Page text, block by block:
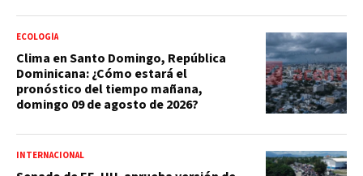
ECOLOGÍA
Clima en Santo Domingo, República
Dominicana: ¿Cómo estará el
pronóstico del tiempo mañana,
domingo 09 de agosto de 2026?
INTERNACIONAL